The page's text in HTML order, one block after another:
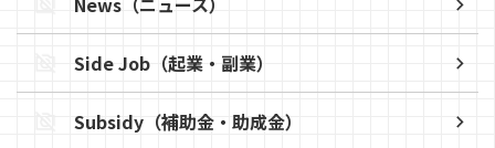
Side Job（起業・副業）
Subsidy（補助金・助成金）